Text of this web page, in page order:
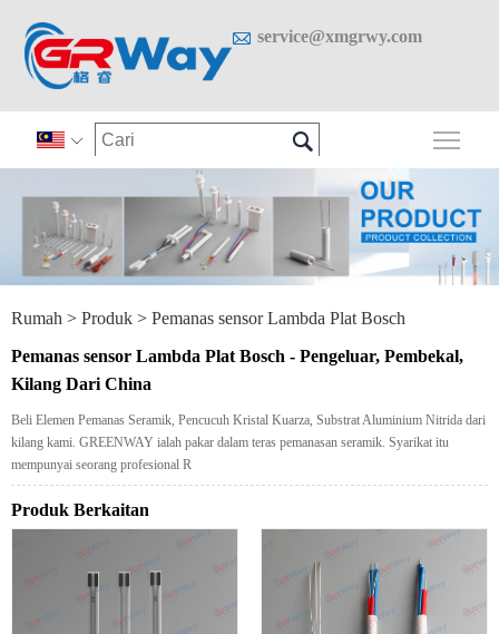
 service@xmgrwy.com
 
Rumah > Produk > Pemanas sensor Lambda Plat Bosch
Pemanas sensor Lambda Plat Bosch - Pengeluar, Pembekal,
Kilang Dari China
Beli Elemen Pemanas Seramik, Pencucuh Kristal Kuarza, Substrat Aluminium Nitrida dari
kilang kami. GREENWAY ialah pakar dalam teras pemanasan seramik. Syarikat itu
mempunyai seorang profesional R
Produk Berkaitan